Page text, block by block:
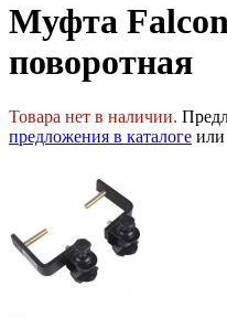
Муфта
поворотная
Товара нет в наличии.
предложения в каталоге или